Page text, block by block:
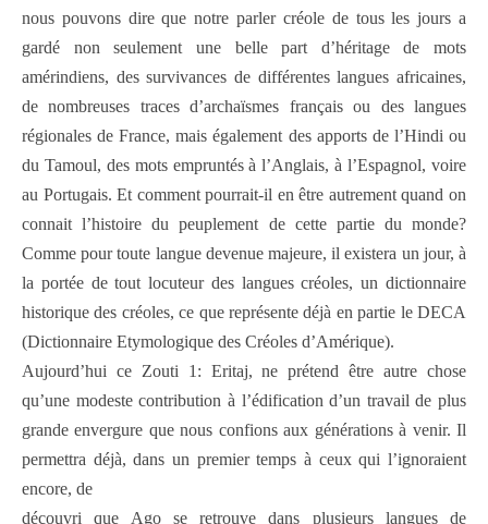
nous pouvons dire que notre parler créole de tous les jours a
gardé non seulement une belle part d’héritage de mots
amérindiens, des survivances de différentes langues africaines,
de nombreuses traces d’archaïsmes français ou des langues
régionales de France, mais également des apports de l’Hindi ou
du Tamoul, des mots empruntés à l’Anglais, à l’Espagnol, voire
au Portugais. Et comment pourrait-il en être autrement quand on
connait l’histoire du peuplement de cette partie du monde?
Comme pour toute langue devenue majeure, il existera un jour, à
la portée de tout locuteur des langues créoles, un dictionnaire
historique des créoles, ce que représente déjà en partie le DECA
(Dictionnaire Etymologique des Créoles d’Amérique).
Aujourd’hui ce Zouti 1: Eritaj, ne prétend être autre chose
qu’une modeste contribution à l’édification d’un travail de plus
grande envergure que nous confions aux générations à venir. Il
permettra déjà, dans un premier temps à ceux qui l’ignoraient
encore, de
découvri que Ago se retrouve dans plusieurs langues de